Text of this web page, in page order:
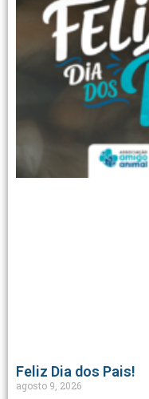
Feliz Dia dos Pais!
agosto 9, 2026